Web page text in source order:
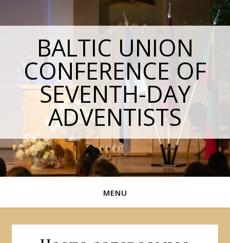
BALTIC UNION
CONFERENCE OF
SEVENTH-DAY
ADVENTISTS
MENU